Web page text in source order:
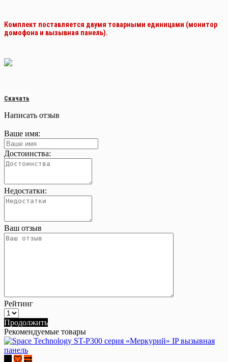
Комплект поставляется двумя товарными единицами (монитор
домофона и вызывная панель).
Скачать
Написать отзыв
Ваше имя:
Достоинства:
Недостатки:
Ваш отзыв
Рейтинг
Продолжить
Рекомендуемые товары